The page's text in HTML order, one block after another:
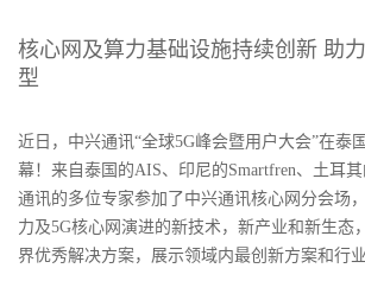
核心网及算力基础设施持续创新 助
型
近日，中兴通讯“全球5G峰会暨用户大会”在泰
幕！来自泰国的AIS、印尼的Smartfren、土耳
通讯的多位专家参加了中兴通讯核心网分会场
力及5G核心网演进的新技术，新产业和新生态
界优秀解决方案，展示领域内最创新方案和行业